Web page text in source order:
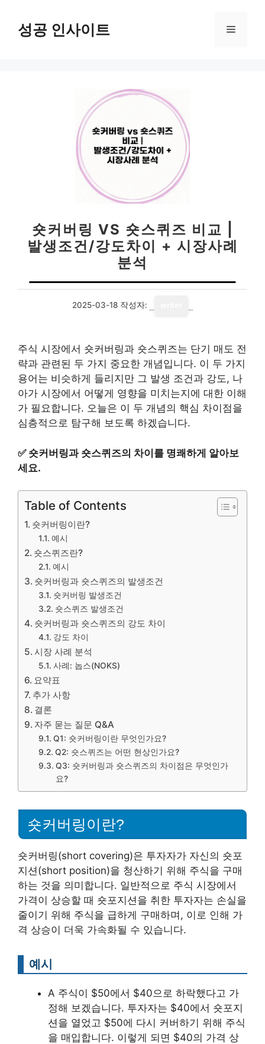
성공 인사이트 메
숏커버링 VS 숏스퀴즈 비교 |
발생조건/강도차이 + 시장사례
분석
2025-03-18 작성자:
주식 시장에서 숏커버링과 숏스퀴즈는 단기 매도 전
략과 관련된 두 가지 중요한 개념입니다. 이 두 가지
용어는 비슷하게 들리지만 그 발생 조건과 강도, 나
아가 시장에서 어떻게 영향을 미치는지에 대한 이해
가 필요합니다. 오늘은 이 두 개념의 핵심 차이점을
심층적으로 탐구해 보도록 하겠습니다.
✅ 숏커버링과 숏스퀴즈의 차이를 명쾌하게 알아보
세요.
Table of Contents
숏커버링이란?
예시
숏스퀴즈란?
예시
숏커버링과 숏스퀴즈의 발생조건
숏커버링 발생조건
숏스퀴즈 발생조건
숏커버링과 숏스퀴즈의 강도 차이
강도 차이
시장 사례 분석
사례: 놉스(NOKS)
요약표
추가 사항
결론
자주 묻는 질문 Q&A
Q1: 숏커버링이란 무엇인가요?
Q2: 숏스퀴즈는 어떤 현상인가요?
Q3: 숏커버링과 숏스퀴즈의 차이점은 무엇인가
요?
숏커버링이란?
숏커버링(short covering)은 투자자가 자신의 숏포
지션(short position)을 청산하기 위해 주식을 구매
하는 것을 의미합니다. 일반적으로 주식 시장에서
가격이 상승할 때 숏포지션을 취한 투자자는 손실을
줄이기 위해 주식을 급하게 구매하며, 이로 인해 가
격 상승이 더욱 가속화될 수 있습니다.
예시
A 주식이 $50에서 $40으로 하락했다고 가
정해 보겠습니다. 투자자는 $40에서 숏포지
션을 열었고 $50에 다시 커버하기 위해 주식
을 매입합니다. 이렇게 되면 $40의 가격 상